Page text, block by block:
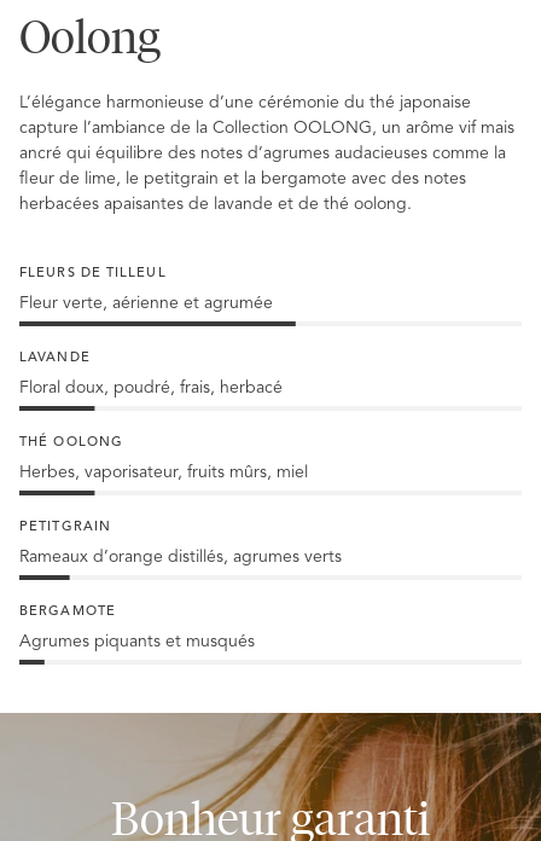
Oolong
L’élégance harmonieuse d’une cérémonie du thé japonaise
capture l’ambiance de la Collection OOLONG, un arôme vif mais
ancré qui équilibre des notes d’agrumes audacieuses comme la
fleur de lime, le petitgrain et la bergamote avec des notes
herbacées apaisantes de lavande et de thé oolong.
FLEURS DE TILLEUL
Fleur verte, aérienne et agrumée
de
tilleul
à
55%
LAVANDE
Floral doux, poudré, frais, herbacé
Lavande
THÉ OOLONG
Herbes, vaporisateur, fruits mûrs, miel
Oolong
à
15%
PETITGRAIN
Rameaux d’orange distillés, agrumes verts
de
Petitgrain
BERGAMOTE
Agrumes piquants et musqués
Bonheur garanti